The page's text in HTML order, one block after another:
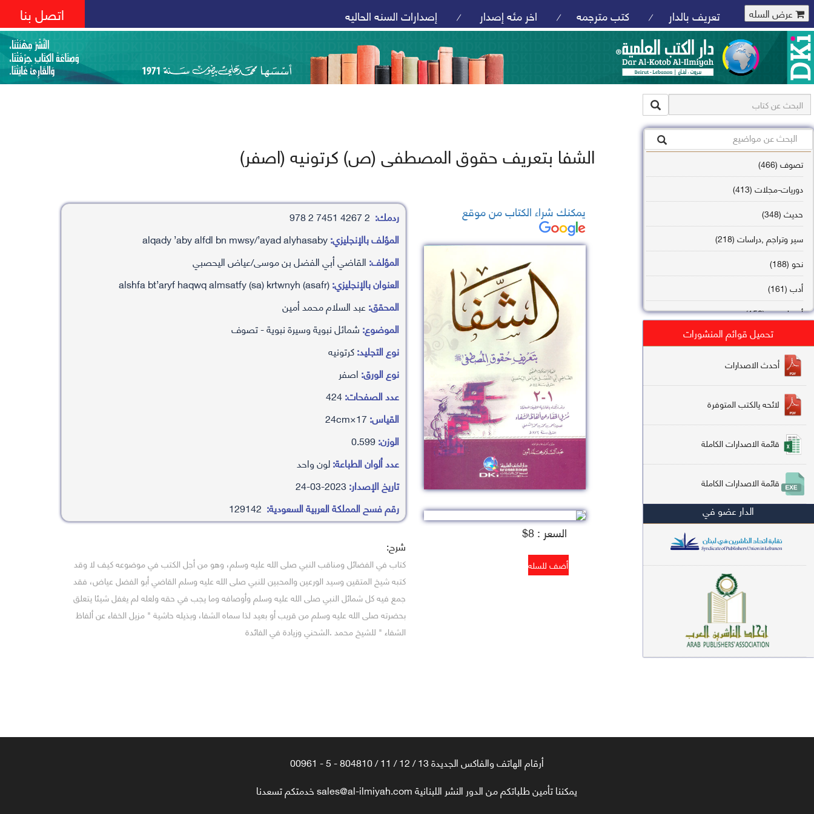
عرض السله تعريف بالدار / كتب مترجمه / اخر مئه إصدار / إصدارات السنه الحاليه اتصل بنا
تصوف (466)
دوريات-مجلات (413)
حديث (348)
سير وتراجم ,دراسات (218)
نحو (188)
أدب (161)
أصول فقه (158)
تاريخ (138)
فقه شافعي (132)
فقه حنفي (113)
فقه مالكي (112)
تفسير قرآن (106)
علم كلام (96)
أخلاق وتصوف (91)
سير وتراجم (90)
معاجم لغوية (89)
سيرة نبوية وتصوف (81)
دراسات إسلامية (75)
شعر (72)
روايات (63)
تحميل قوائم المنشورات
أحدث الاصدارات
لائحه يالكتب المتوفرة
قائمة الاصدارات الكاملة
قائمة الاصدارات الكاملة
الدار عضو في
الشفا بتعريف حقوق المصطفى (ص) كرتونيه (اصفر)
يمكنك شراء الكتاب من موقع
السعر : 8$
ردمك:
المؤلف بالإنجليزي:alqady ’aby alfdl bn mwsy/’ayad alyhasaby
المؤلف:القاضي أبي الفضل بن موسى/عياض اليحصبي
العنوان بالإنجليزي:alshfa bt’aryf haqwq almsatfy (sa) krtwnyh (asafr)
المحقق:عبد السلام محمد أمين
الموضوع:شمائل نبوية وسيرة نبوية - تصوف
نوع التجليد:كرتونيه
نوع الورق:اصفر
عدد الصفحات:424
القياس:17×24cm
الوزن:0.599
عدد ألوان الطباعة:لون واحد
تاريخ الإصدار:
رقم فسح المملكة العربية السعودية:
شرح:
كتاب في الفضائل ومناقب النبي صلى الله عليه وسلم، وهو من أجل الكتب في موضوعه كيف لا وقد
كتبه شيخ المتقين وسيد الورعين والمحبين للنبي صلى الله عليه وسلم القاضي أبو الفضل عياض، فقد
جمع فيه كل شمائل النبي صلى الله عليه وسلم وأوصافه وما يجب في حقه ولعله لم يغفل شيئا يتعلق
بحضرته صلى الله عليه وسلم من قريب أو بعيد لذا سماه الشفا، وبذيله حاشية " مزيل الخفاء عن ألفاظ
الشفاء " للشيخ محمد .الشحني وزيادة في الفائدة
أرقام الهاتف والفاكس الجديدة 13 / 12 / 11 / 804810 - 5 - 00961
يمكننا تأمين طلباتكم من الدور النشر اللبنانية sales@al-ilmiyah.com خدمتكم تسعدنا